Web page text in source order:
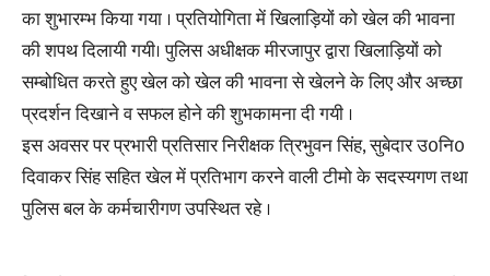
का शुभारम्भ किया गया । प्रतियोगिता में खिलाड़ियों को खेल की भावना
की शपथ दिलायी गयी। पुलिस अधीक्षक मीरजापुर द्वारा खिलाड़ियों को
सम्बोधित करते हुए खेल को खेल की भावना से खेलने के लिए और अच्छा
प्रदर्शन दिखाने व सफल होने की शुभकामना दी गयी ।
इस अवसर पर प्रभारी प्रतिसार निरीक्षक त्रिभुवन सिंह, सुबेदार उ0नि0
दिवाकर सिंह सहित खेल में प्रतिभाग करने वाली टीमो के सदस्यगण तथा
पुलिस बल के कर्मचारीगण उपस्थित रहे ।